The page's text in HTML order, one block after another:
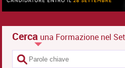
Cerca una Formazione nel